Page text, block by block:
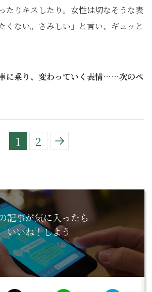
たりキスしたり。女性は切なそうな表
くない。さみしい」と言い、ギュッと
車に乗り、変わっていく表情……次のペ
1 2
記事が気に入ったら
いいね！しよう